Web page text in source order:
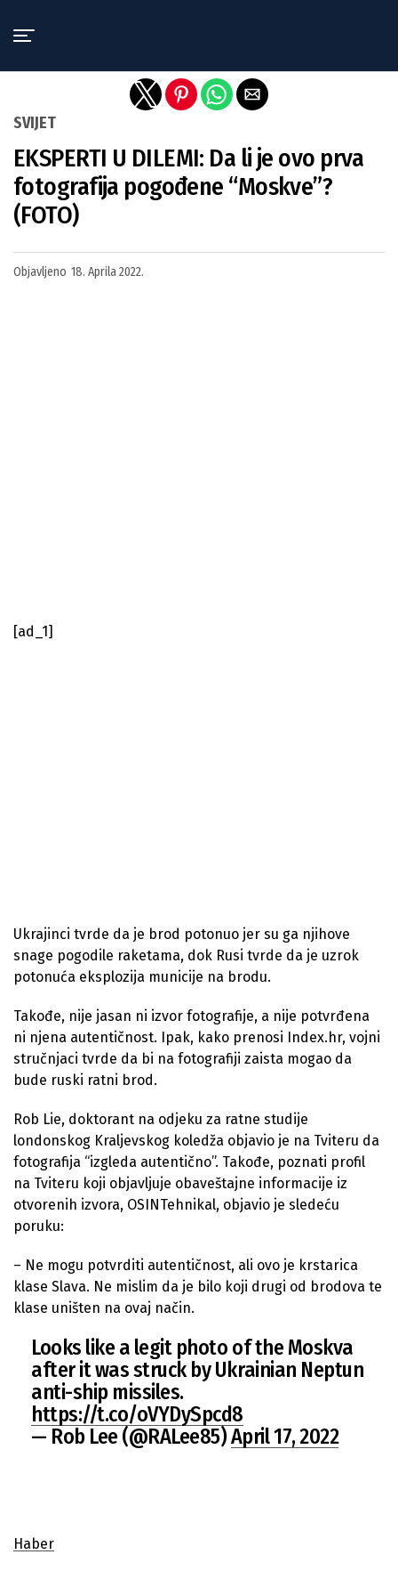
SVIJET
EKSPERTI U DILEMI: Da li je ovo prva
fotografija pogođene “Moskve”?
(FOTO)
Objavljeno 18. Aprila 2022.
[ad_1]
Ukrajinci tvrde da je brod potonuo jer su ga njihove
snage pogodile raketama, dok Rusi tvrde da je uzrok
potonuća eksplozija municije na brodu.
Takođe, nije jasan ni izvor fotografije, a nije potvrđena
ni njena autentičnost. Ipak, kako prenosi Index.hr, vojni
stručnjaci tvrde da bi na fotografiji zaista mogao da
bude ruski ratni brod.
Rob Lie, doktorant na odjeku za ratne studije
londonskog Kraljevskog koledža objavio je na Tviteru da
fotografija “izgleda autentično”. Takođe, poznati profil
na Tviteru koji objavljuje obaveštajne informacije iz
otvorenih izvora, OSINTehnikal, objavio je sledeću
poruku:
– Ne mogu potvrditi autentičnost, ali ovo je krstarica
klase Slava. Ne mislim da je bilo koji drugi od brodova te
klase uništen na ovaj način.
Looks like a legit photo of the Moskva
after it was struck by Ukrainian Neptun
anti-ship missiles.
https://t.co/oVYDySpcd8
— Rob Lee (@RALee85)April 17, 2022
Haber